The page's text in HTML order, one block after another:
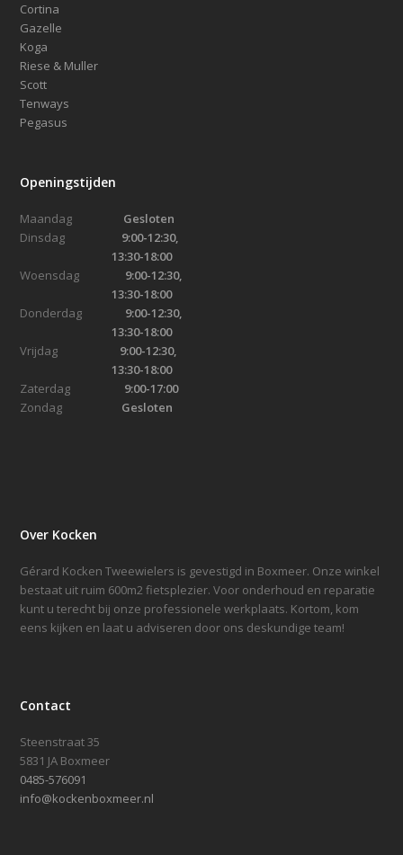
Cortina
Gazelle
Koga
Riese & Muller
Scott
Tenways
Pegasus
Openingstijden
Maandag Gesloten
Dinsdag 9:00-12:30,
13:30-18:00
Woensdag
9:00-12:30,
13:30-18:00
Donderdag 9:00-12:30,
13:30-18:00
Vrijdag 9:00-12:30,
13:30-18:00
Zaterdag 9:00-17:00
Zondag Gesloten
Over Kocken
Gérard Kocken Tweewielers is gevestigd in Boxmeer. Onze winkel
bestaat uit ruim 600m2 fietsplezier. Voor onderhoud en reparatie
kunt u terecht bij onze professionele werkplaats. Kortom, kom
eens kijken en laat u adviseren door ons deskundige team!
Contact
Steenstraat 35
5831 JA Boxmeer
0485-576091
info@kockenboxmeer.nl